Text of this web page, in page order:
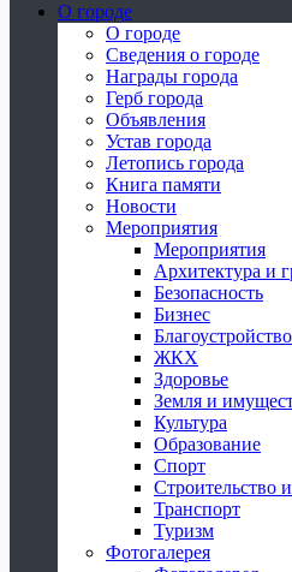
О городе
О городе
Сведения о городе
Награды города
Герб города
Объявления
Устав города
Летопись города
Книга памяти
Новости
Мероприятия
Мероприятия
Архитектура и
Безопасность
Бизнес
Благоустройство
ЖКХ
Здоровье
Земля и
Культура
Образование
Спорт
Строительство
Транспорт
Туризм
Фотогалерея